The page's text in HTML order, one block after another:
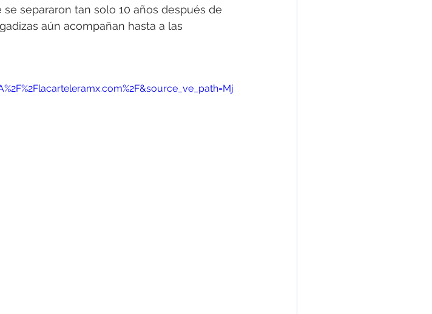
se separaron tan solo 10 años después de
aún acompañan hasta a las